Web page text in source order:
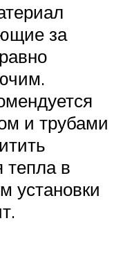
за
и трубами
тепла в
установки